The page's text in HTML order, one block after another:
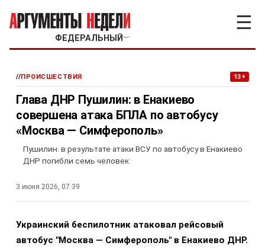
ФЕДЕРАЛЬНЫЙ ﹀
☰
//ПРОИСШЕСТВИЯ 13+
Глава ДНР Пушилин: в Енакиево
совершена атака БПЛА по автобусу
«Москва — Симферополь»
Пушилин: в результате атаки ВСУ по автобусу в Енакиево
ДНР погибли семь человек
3 июня 2026, 07:39
Украинский беспилотник атаковал рейсовый
автобус "Москва — Симферополь" в Енакиево ДНР.